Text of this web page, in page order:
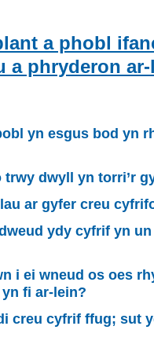
a phobl
a phryderon
yn esgus bod yn
trwy dwyll yn torri’r
ar gyfer creu
ydy cyfrif yn
i ei wneud os oes
fi ar-lein?
creu cyfrif ffug; sut